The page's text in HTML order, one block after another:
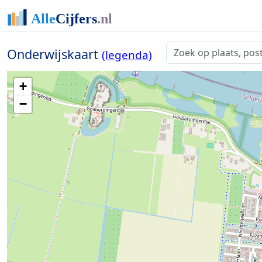
Onderwijskaart (legenda)
+
−